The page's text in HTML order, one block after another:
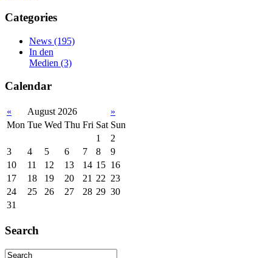
Categories
News (195)
In den
Medien (3)
Calendar
« August 2026
»
Mon Tue Wed Thu Fri Sat Sun
1
2
3
4 5 6 7 8
9
10
11 12 13 14 15 16
17
18 19 20 21 22 23
24
25 26 27 28 29 30
31
Search